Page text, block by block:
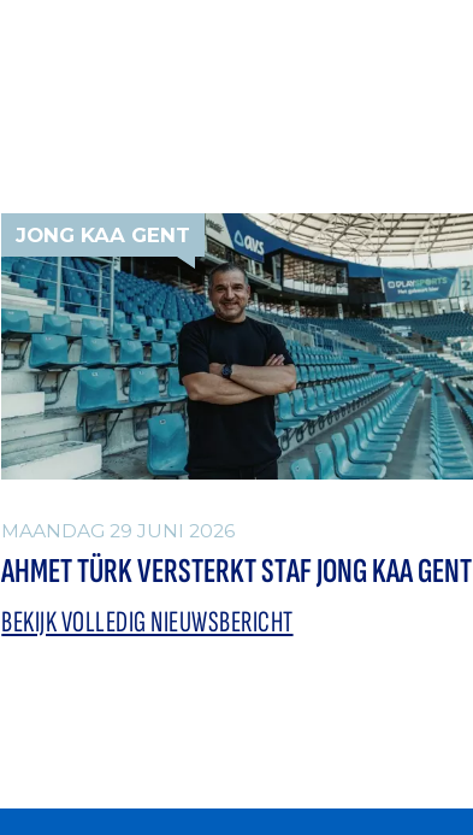
JONG KAA GENT
MAANDAG 29 JUNI 2026
AHMET TÜRK VERSTERKT STAF JONG KAA GENT
BEKIJK VOLLEDIG NIEUWSBERICHT